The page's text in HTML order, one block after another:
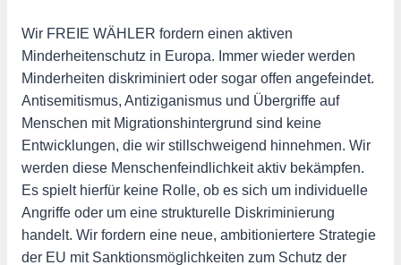
Wir FREIE WÄHLER fordern einen aktiven
Minderheitenschutz in Europa. Immer wieder werden
Minderheiten diskriminiert oder sogar offen angefeindet.
Antisemitismus, Antiziganismus und Übergriffe auf
Menschen mit Migrationshintergrund sind keine
Entwicklungen, die wir stillschweigend hinnehmen. Wir
werden diese Menschenfeindlichkeit aktiv bekämpfen.
Es spielt hierfür keine Rolle, ob es sich um individuelle
Angriffe oder um eine strukturelle Diskriminierung
handelt. Wir fordern eine neue, ambitioniertere Strategie
der EU mit Sanktionsmöglichkeiten zum Schutz der